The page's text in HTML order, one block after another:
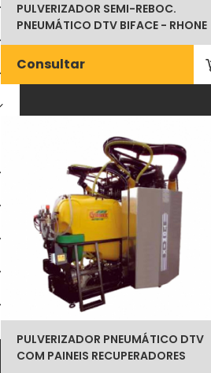
PULVERIZADOR SEMI-REBOC.
PNEUMÁTICO DTV BIFACE - RHONE
Consultar
PULVERIZADOR PNEUMÁTICO DTV
COM PAINEIS RECUPERADORES